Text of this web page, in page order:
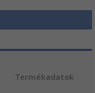
Termékadatok